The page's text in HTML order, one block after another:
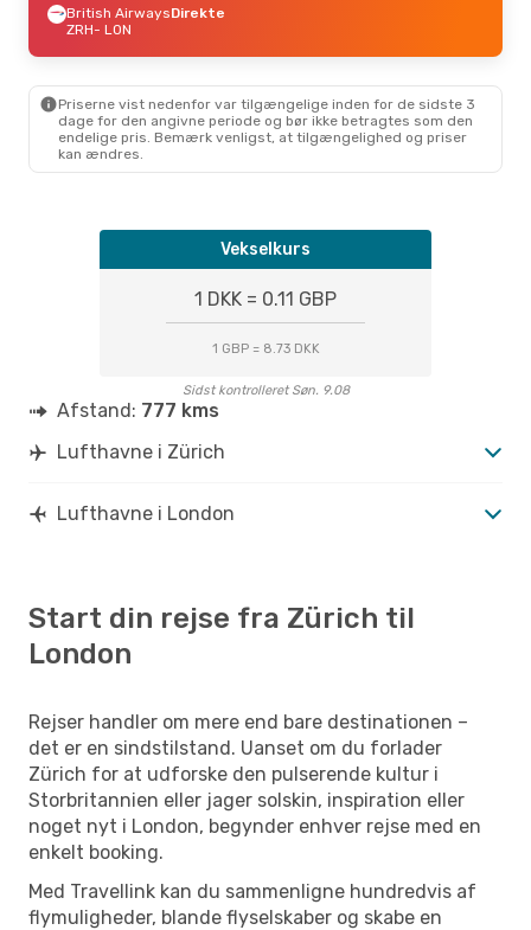
EasyjetDirekte
ZRH- LON
LON- ZRH
Tor. 15. Okt.- Tor. 22. Okt.
EasyjetDirekte
British AirwaysDirekte
ZRH- LON
Priserne vist nedenfor var tilgængelige inden for de sidste 3
dage for den angivne periode og bør ikke betragtes som den
endelige pris. Bemærk venligst, at tilgængelighed og priser
kan ændres.
Vekselkurs
1 DKK = 0.11 GBP
1 GBP = 8.73 DKK
Sidst kontrolleret Søn. 9.08
Afstand: 777 kms
Lufthavne i Zürich
Lufthavne i London
Start din rejse fra Zürich til
London
Rejser handler om mere end bare destinationen –
det er en sindstilstand. Uanset om du forlader
Zürich for at udforske den pulserende kultur i
Storbritannien eller jager solskin, inspiration eller
noget nyt i London, begynder enhver rejse med en
enkelt booking.
Med Travellink kan du sammenligne hundredvis af
flymuligheder, blande flyselskaber og skabe en